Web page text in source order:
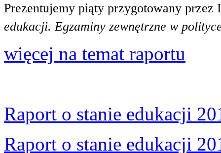
Prezentujemy piąty przygotowany
edukacji. Egzaminy zewnętrzne w
więcej na temat raportu
Raport o stanie edukacji
Raport o stanie edukacji